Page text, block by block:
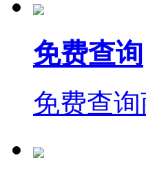
免费查询
免费查